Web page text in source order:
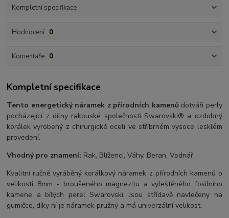
Kompletní specifikace
Hodnocení 0
Komentáře 0
Kompletní specifikace
Tento energetický náramek z přírodních kamenů dotváří perly
pocházející z dílny rakouské společnosti Swarovski® a ozdobný
korálek vyrobený z chirurgické oceli ve stříbrném vysoce lesklém
provedení.
Vhodný pro znamení: Rak, Blíženci, Váhy, Beran, Vodnář
Kvalitní ručně vyráběný korálkový náramek z přírodních kamenů o
velikosti 8mm - broušeného magnezitu a vyleštěného fosilního
kamene a bílých perel Swarovski. Jsou střídavě navlečeny na
gumičce, díky ní je náramek pružný a má univerzální velikost.